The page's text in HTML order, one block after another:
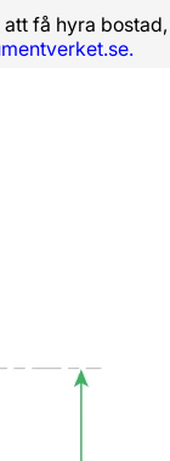
få hyra